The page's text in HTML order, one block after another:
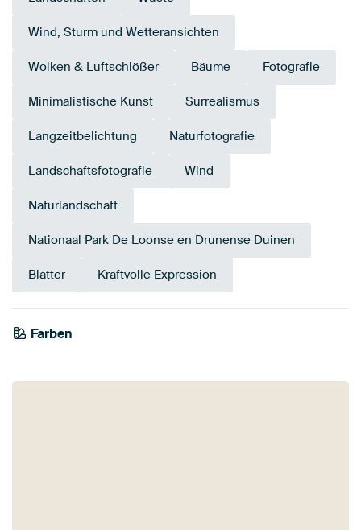
Wind, Sturm und Wetteransichten
Wolken & Luftschlößer Bäume Fotografie
Minimalistische Kunst Surrealismus
Langzeitbelichtung Naturfotografie
Landschaftsfotografie Wind
Naturlandschaft
Nationaal Park De Loonse en Drunense Duinen
Blätter Kraftvolle Expression
Farben
Teal
Blau
Gold